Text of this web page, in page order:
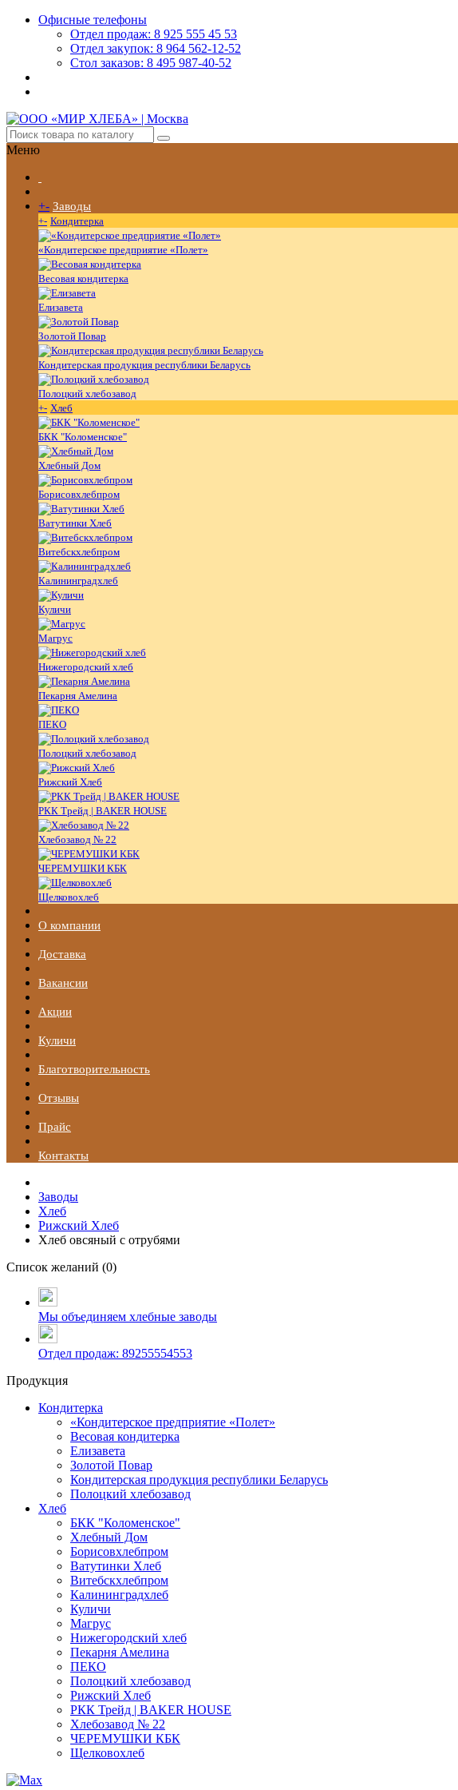
Офисные телефоны
Отдел продаж: 8 925 555 45 53
Отдел закупок: 8 964 562-12-52
Стол заказов: 8 495 987-40-52
Меню
+- Заводы
+- Кондитерка
«Кондитерское предприятие «Полет»
Весовая кондитерка
Елизавета
Золотой Повар
Кондитерская продукция республики Беларусь
Полоцкий хлебозавод
+- Хлеб
БКК "Коломенское"
Хлебный Дом
Борисовхлебпром
Ватутинки Хлеб
Витебскхлебпром
Калининградхлеб
Куличи
Магрус
Нижегородский хлеб
Пекарня Амелина
ПЕКО
Полоцкий хлебозавод
Рижский Хлеб
РКК Трейд | BAKER HOUSE
Хлебозавод № 22
ЧЕРЕМУШКИ КБК
Щелковохлеб
О компании
Доставка
Вакансии
Акции
Куличи
Благотворительность
Отзывы
Прайс
Контакты
Заводы
Хлеб
Рижский Хлеб
Хлеб овсяный с отрубями
Список желаний (0)
Мы объединяем хлебные заводы
Отдел продаж: 89255554553
Продукция
Кондитерка
«Кондитерское предприятие «Полет»
Весовая кондитерка
Елизавета
Золотой Повар
Кондитерская продукция республики Беларусь
Полоцкий хлебозавод
Хлеб
БКК "Коломенское"
Хлебный Дом
Борисовхлебпром
Ватутинки Хлеб
Витебскхлебпром
Калининградхлеб
Куличи
Магрус
Нижегородский хлеб
Пекарня Амелина
ПЕКО
Полоцкий хлебозавод
Рижский Хлеб
РКК Трейд | BAKER HOUSE
Хлебозавод № 22
ЧЕРЕМУШКИ КБК
Щелковохлеб